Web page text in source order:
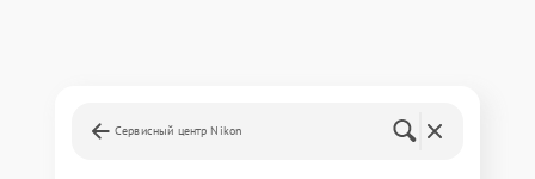
Сервисный центр Nikon